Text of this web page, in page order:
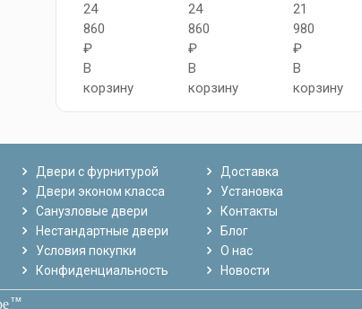
24
860
₽
В
корзину
24
860
₽
В
корзину
21
980
₽
В
корзину
Двери с фурнитурой
Двери эконом класса
Санузловые двери
Нестандартные двери
Условия покупки
Конфиденциальность
Доставка
Установка
Контакты
Блог
О нас
Новости
тм